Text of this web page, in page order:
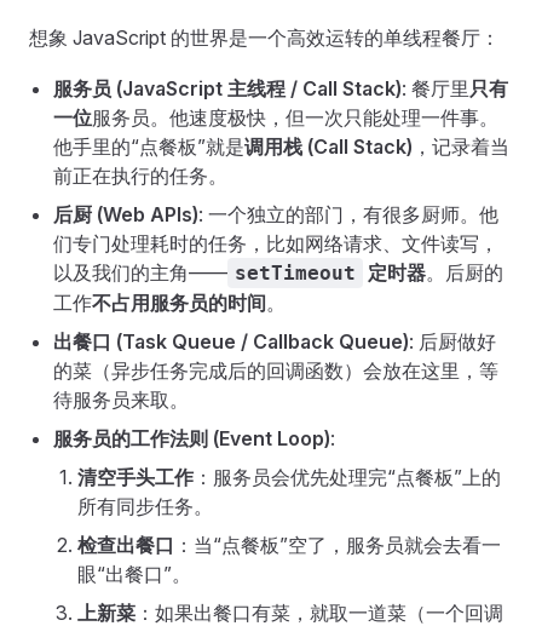
想象 JavaScript 的世界是一个高效运转的单线程餐厅：
服务员 (JavaScript 主线程 / Call Stack): 餐厅里只有
一位服务员。他速度极快，但一次只能处理一件事。
他手里的“点餐板”就是调用栈 (Call Stack) ，记录着当
前正在执行的任务。
后厨 (Web APIs): 一个独立的部门，有很多厨师。他
们专门处理耗时的任务，比如网络请求、文件读写，
以及我们的主角—— setTimeout 定时器。后厨的
工作不占用服务员的时间。
出餐口 (Task Queue / Callback Queue): 后厨做好
的菜（异步任务完成后的回调函数）会放在这里，等
待服务员来取。
服务员的工作法则 (Event Loop):
清空手头工作 ：服务员会优先处理完“点餐板”上的
所有同步任务。
检查出餐口 ：当“点餐板”空了，服务员就会去看一
眼“出餐口”。
上新菜 ：如果出餐口有菜，就取一道菜（一个回调